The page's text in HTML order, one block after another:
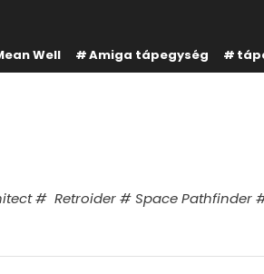
Well Amiga tápegység
# Retroider # Space Pathfinder